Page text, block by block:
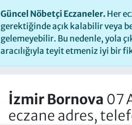
Güncel Nöbetçi Eczaneler.Her
gerektiğinde açık kalabilir veya
gelemeyebilir. Bu nedenle, yola
aracılığıyla teyit etmeniz iyi bir
İzmir Bornova 07
eczane adres,